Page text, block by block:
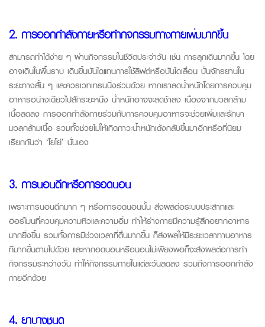
2. การออกกำลังกายหรือทำกิจกรรมทางกายเพิ่มมากขึ้น
สามารถทำได้ง่าย ๆ ผ่านกิจกรรมในชีวิตประจำวัน เช่น การลุกเดินมากขึ้น โดย
อาจเดินในพื้นราบ เดินขึ้นบันไดแทนการใช้ลิฟต์หรือบันไดเลื่อน ปั่นจักรยานใน
ระยะทางสั้น ๆ และควรเวทเทรนนิ่งร่วมด้วย หากเราลดน้ำหนักโดยการควบคุม
อาหารอน่างเดียวไปสักระยะหนึ่ง น้ำหนักอาจจะลดช้าลง เนื่องจากมวลกล้าม
เนื้อลดลง การออกกำลังกายร่วมกับการควบคุมอาหารจะช่วยเพิ่มและรักษา
มวลกล้ามเนื้อ รวมทั้งช่วยไม่ให้เกิดภาวะน้ำหนักเด้งกลับขึ้นมาอีกหรือที่นิยม
เรียกกันว่า ‘โยโย่’ นั่นเอง
3. การนอนดึกหรือการอดนอน
เพราะการนอนดึกมาก ๆ หรือการอดนอนนั้น ส่งผลต่อระบบประสาทและ
ฮอร์โมนที่ควบคุมความหิวและความอิ่ม ทำให้ร่างกายมีความรู้สึกอยากอาหาร
มากยิ่งขึ้น รวมทั้งการมีช่วงเวลาที่ตื่นมากขึ้น ก็ส่งผลให้มีระยะเวลาทานอาหาร
ที่มากขึ้นตามไปด้วย และหากอดนอนหรือนอนไม่เพียงพอก็จะส่งผลต่อการทำ
กิจกรรมระหว่างวัน ทำให้กิจกรรมภายในแต่ละวันลดลง รวมถึงการออกกำลัง
กายอีกด้วย
4. ยาบางชนิด